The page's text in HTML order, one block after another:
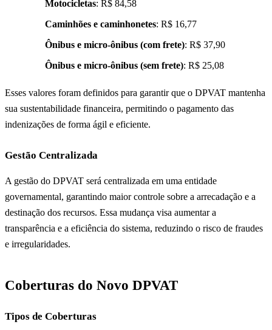
Motocicletas: R$ 84,58
Caminhões e caminhonetes: R$ 16,77
Ônibus e micro-ônibus (com frete): R$ 37,90
Ônibus e micro-ônibus (sem frete): R$ 25,08
Esses valores foram definidos para garantir que o DPVAT mantenha
sua sustentabilidade financeira, permitindo o pagamento das
indenizações de forma ágil e eficiente.
Gestão Centralizada
A gestão do DPVAT será centralizada em uma entidade
governamental, garantindo maior controle sobre a arrecadação e a
destinação dos recursos. Essa mudança visa aumentar a
transparência e a eficiência do sistema, reduzindo o risco de fraudes
e irregularidades.
Coberturas do Novo DPVAT
Tipos de Coberturas